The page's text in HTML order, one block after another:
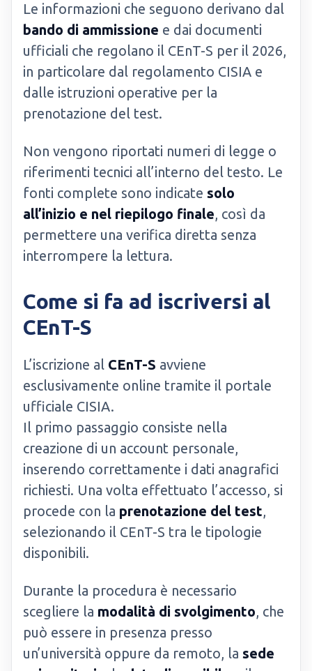
Le informazioni che seguono derivano dal
bando di ammissione e dai documenti
ufficiali che regolano il CEnT-S per il 2026,
in particolare dal regolamento CISIA e
dalle istruzioni operative per la
prenotazione del test.
Non vengono riportati numeri di legge o
riferimenti tecnici all’interno del testo. Le
fonti complete sono indicate solo
all’inizio e nel riepilogo finale, così da
permettere una verifica diretta senza
interrompere la lettura.
Come si fa ad iscriversi al
CEnT-S
L’iscrizione al CEnT-S avviene
esclusivamente online tramite il portale
ufficiale CISIA.
Il primo passaggio consiste nella
creazione di un account personale,
inserendo correttamente i dati anagrafici
richiesti. Una volta effettuato l’accesso, si
procede con la prenotazione del test,
selezionando il CEnT-S tra le tipologie
disponibili.
Durante la procedura è necessario
scegliere la modalità di svolgimento, che
può essere in presenza presso
un’università oppure da remoto, la sede